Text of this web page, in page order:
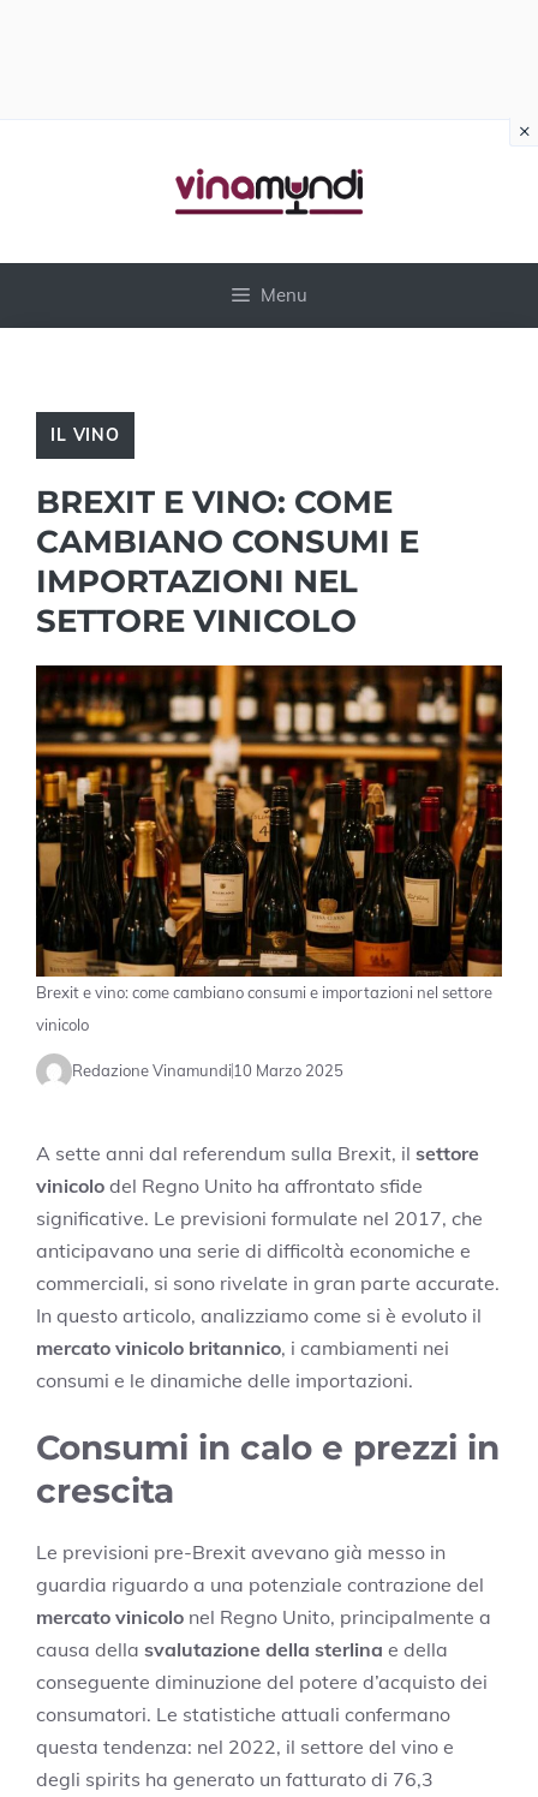
Menu
IL VINO
BREXIT E VINO: COME
CAMBIANO CONSUMI E
IMPORTAZIONI NEL
SETTORE VINICOLO
Brexit e vino: come cambiano consumi e importazioni nel settore
vinicolo
Redazione Vinamundi10 Marzo 2025
A sette anni dal referendum sulla Brexit, il settore
vinicolo del Regno Unito ha affrontato sfide
significative. Le previsioni formulate nel 2017, che
anticipavano una serie di difficoltà economiche e
commerciali, si sono rivelate in gran parte accurate.
In questo articolo, analizziamo come si è evoluto il
mercato vinicolo britannico, i cambiamenti nei
consumi e le dinamiche delle importazioni.
Consumi in calo e prezzi in
crescita
Le previsioni pre-Brexit avevano già messo in
guardia riguardo a una potenziale contrazione del
mercato vinicolo nel Regno Unito, principalmente a
causa della svalutazione della sterlina e della
conseguente diminuzione del potere d’acquisto dei
consumatori. Le statistiche attuali confermano
questa tendenza: nel 2022, il settore del vino e
degli spirits ha generato un fatturato di 76,3
×